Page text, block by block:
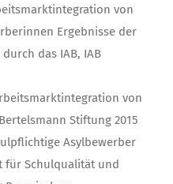
von
Ergebnisse der
das IAB, IAB
von
Stiftung 2015
Asylbewerber
für Schulqualität und